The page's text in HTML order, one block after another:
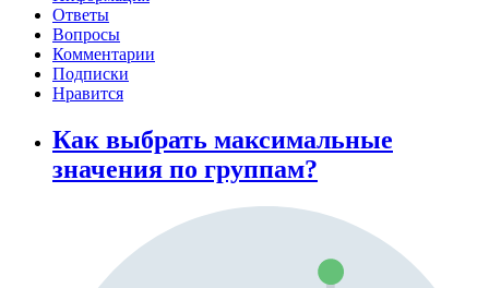
Ответы
Вопросы
Комментарии
Подписки
Нравится
Как выбрать максимальные
значения по группам?